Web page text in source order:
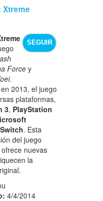
Xtreme
SEGUIR
Force y
.
2013, el juego
plataformas,
3, PlayStation
. Esta
del juego
ofrece nuevas
la
4/4/2014